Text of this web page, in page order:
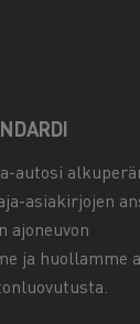
autosi
asiakirjojen
ajoneuvon
ja huollamme